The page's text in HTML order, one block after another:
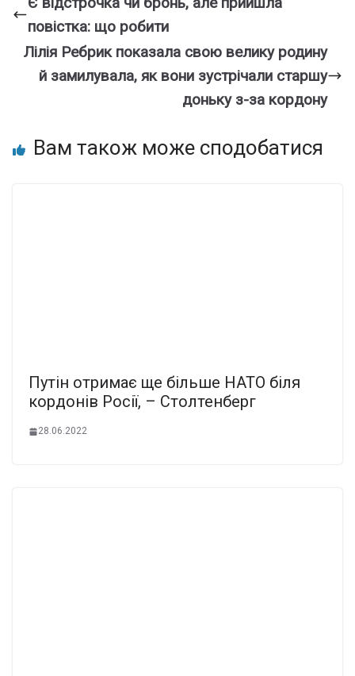
повістка: що робити
Лілія Ребрик показала свою велику родину
й замилувала, як вони зустрічали старшу
доньку з-за кордону
Вам також може сподобатися
Путін отримає ще більше НАТО біля
кордонів Росії, – Столтенберг
28.06.2022